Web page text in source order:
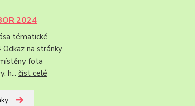
2024
tématické
na stránky
fota
h... číst celé